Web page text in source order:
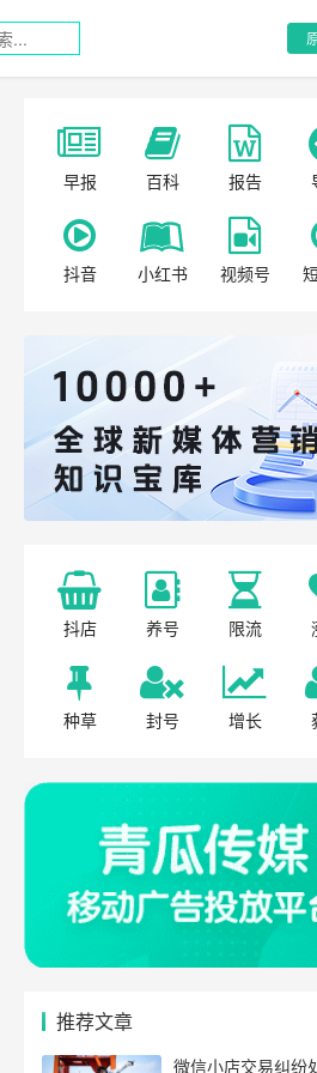
早报 百科 报告
抖音 小红书 视频号
抖店 养号 限流
种草 封号 增长
推荐文章
微信小店交易纠纷